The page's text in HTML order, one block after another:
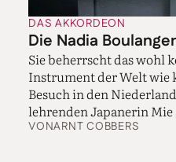
Und dann ist da auch noch
Leidenschaft: der Jazz.
nutzt er einen anderen
Knöpfe nach dem
angeordnet sind. „Das
sich, weshalb ich mich
muss und auf diesem
Werke spielen kann.“
DAS AKKORDEON
Die Nadia
Sie beherrscht das wohl
Instrument der Welt wie
Besuch in den
lehrenden Japanerin
VONARNT COBBERS